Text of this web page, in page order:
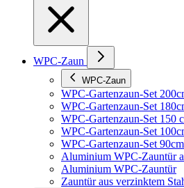
WPC-Zaun
WPC-Zaun
WPC-Gartenzaun-Set
WPC-Gartenzaun-Set
WPC-Gartenzaun-Set 150
WPC-Gartenzaun-Set
WPC-Gartenzaun-Set
Aluminium WPC-Zauntür
Aluminium WPC-Zauntür
Zauntür aus verzinktem